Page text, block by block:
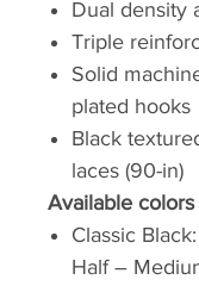
Dual density
Triple
Solid
plated hooks
Black
laces (90-in)
Available colors
Classic
Half –